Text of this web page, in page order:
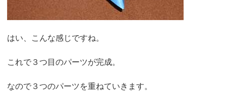
はい、こんな感じですね。
これで３つ目のパーツが完成。
なので３つのパーツを重ねていきます。